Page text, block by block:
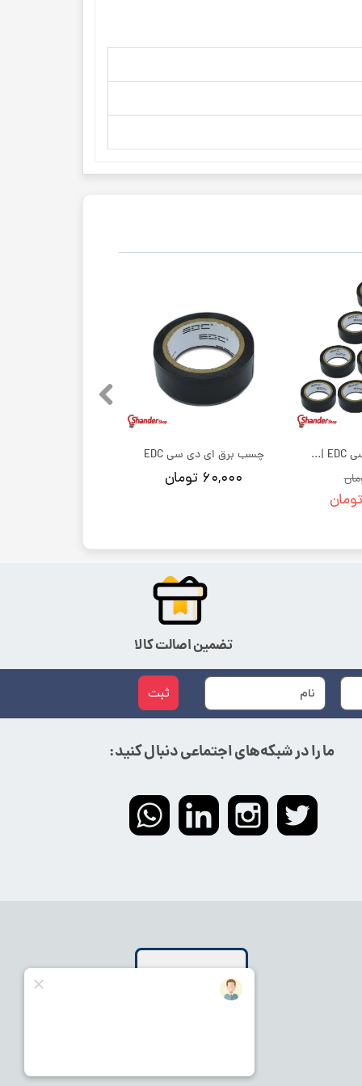
چسب برق ای دی سی EDC
۶۰,۰۰۰ تومان
لنت برق ای دی سی EDC | بسته 10 عددی
ما را در شبکه‌های اجتماعی دنبال کنید:
ثبت
تضمین اصالت کالا